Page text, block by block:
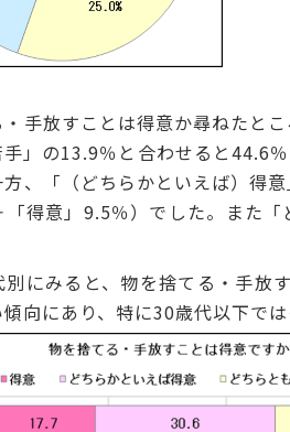
手放すことは得意か尋ねたと
」の13.9％と合わせると44.6
方、「（どちらかといえば）得
得意」9.5％）でした。また
にみると、物を捨てる・手放
向にあり、特に30歳代以下で